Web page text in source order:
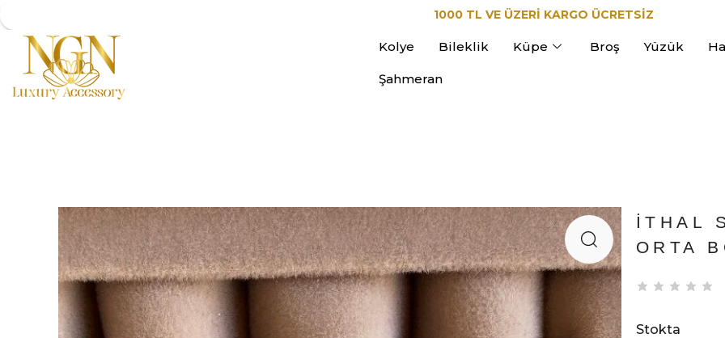
1000 TL VE ÜZERİ KARGO ÜCRETSİZ
Kolye Bileklik Küpe Broş Yüzük
Şahmeran
İTHAL
ORTA
Stokta